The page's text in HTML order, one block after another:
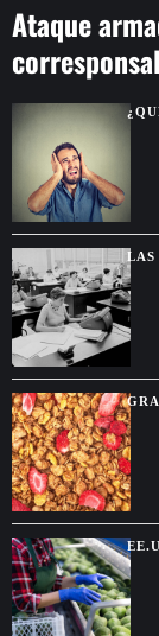
Ataque
Washington
LAS